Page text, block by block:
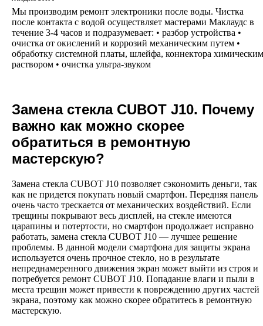
Мы производим ремонт электроники после воды. Чистка
после контакта с водой осуществляет мастерами Маклаудс в
течение 3-4 часов и подразумевает: • разбор устройства •
очистка от окислений и коррозий механическим путем •
обработку системной платы, шлейфа, коннектора химическим
раствором • очистка ультра-звуком
Замена стекла CUBOT J10. Почему
важно как можно скорее
обратиться в ремонтную
мастерскую?
Замена стекла CUBOT J10 позволяет сэкономить деньги, так
как не придется покупать новый смартфон. Передняя панель
очень часто трескается от механических воздействий. Если
трещины покрывают весь дисплей, на стекле имеются
царапины и потертости, но смартфон продолжает исправно
работать, замена стекла CUBOT J10 — лучшее решение
проблемы. В данной модели смартфона для защиты экрана
используется очень прочное стекло, но в результате
непреднамеренного движения экран может выйти из строя и
потребуется ремонт CUBOT J10. Попадание влаги и пыли в
места трещин может привести к повреждению других частей
экрана, поэтому как можно скорее обратитесь в ремонтную
мастерскую.